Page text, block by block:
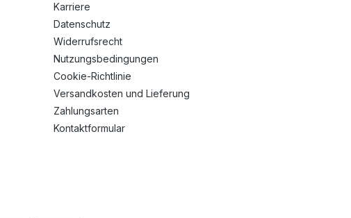
Karriere
Datenschutz
Widerrufsrecht
Nutzungsbedingungen
Cookie-Richtlinie
Versandkosten und Lieferung
Zahlungsarten
Kontaktformular